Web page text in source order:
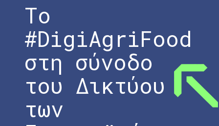
Το
#DigiAgriFood
στη σύνοδο
του Δικτύου
των